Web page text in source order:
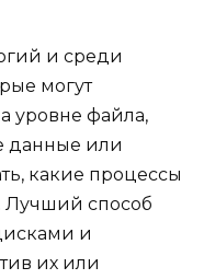
и среди
могут
уровне файла,
данные или
какие процессы
Лучший способ
и
их или